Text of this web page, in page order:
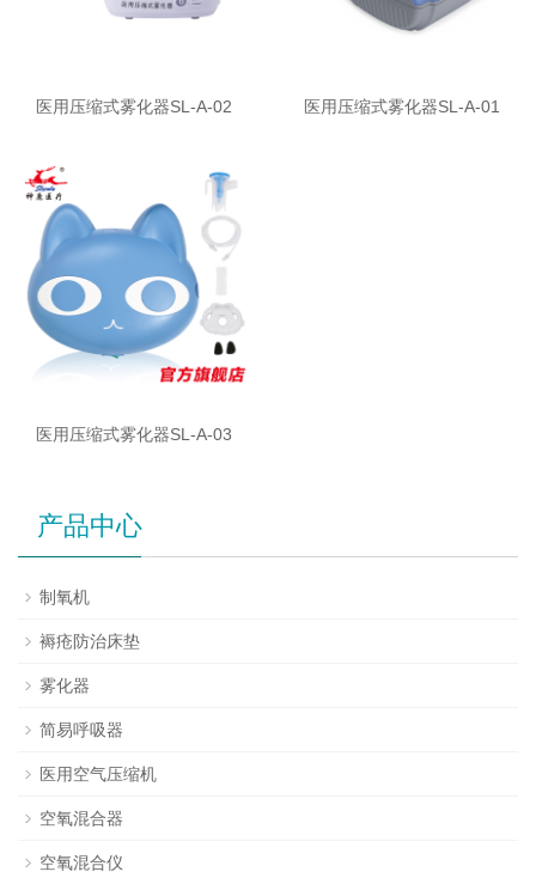
医用压缩式雾化器SL-A-02 医用压缩式雾化器SL-A-01
医用压缩式雾化器SL-A-03
产品中心
制氧机
褥疮防治床垫
雾化器
简易呼吸器
医用空气压缩机
空氧混合器
空氧混合仪